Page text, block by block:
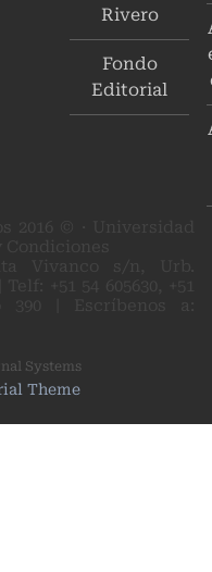
Rivero
Fondo
Editorial
Systems
Theme